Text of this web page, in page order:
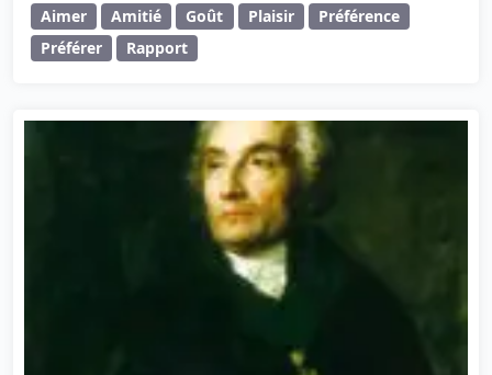
Aimer Amitié Goût Plaisir
Préférence
Préférer
Rapport